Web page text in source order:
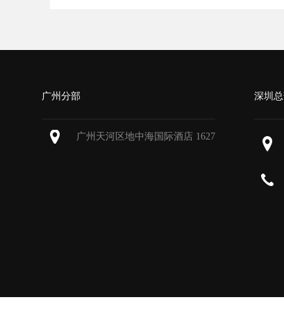
广州分部
广州天河区地中海国际酒店 1627
深圳